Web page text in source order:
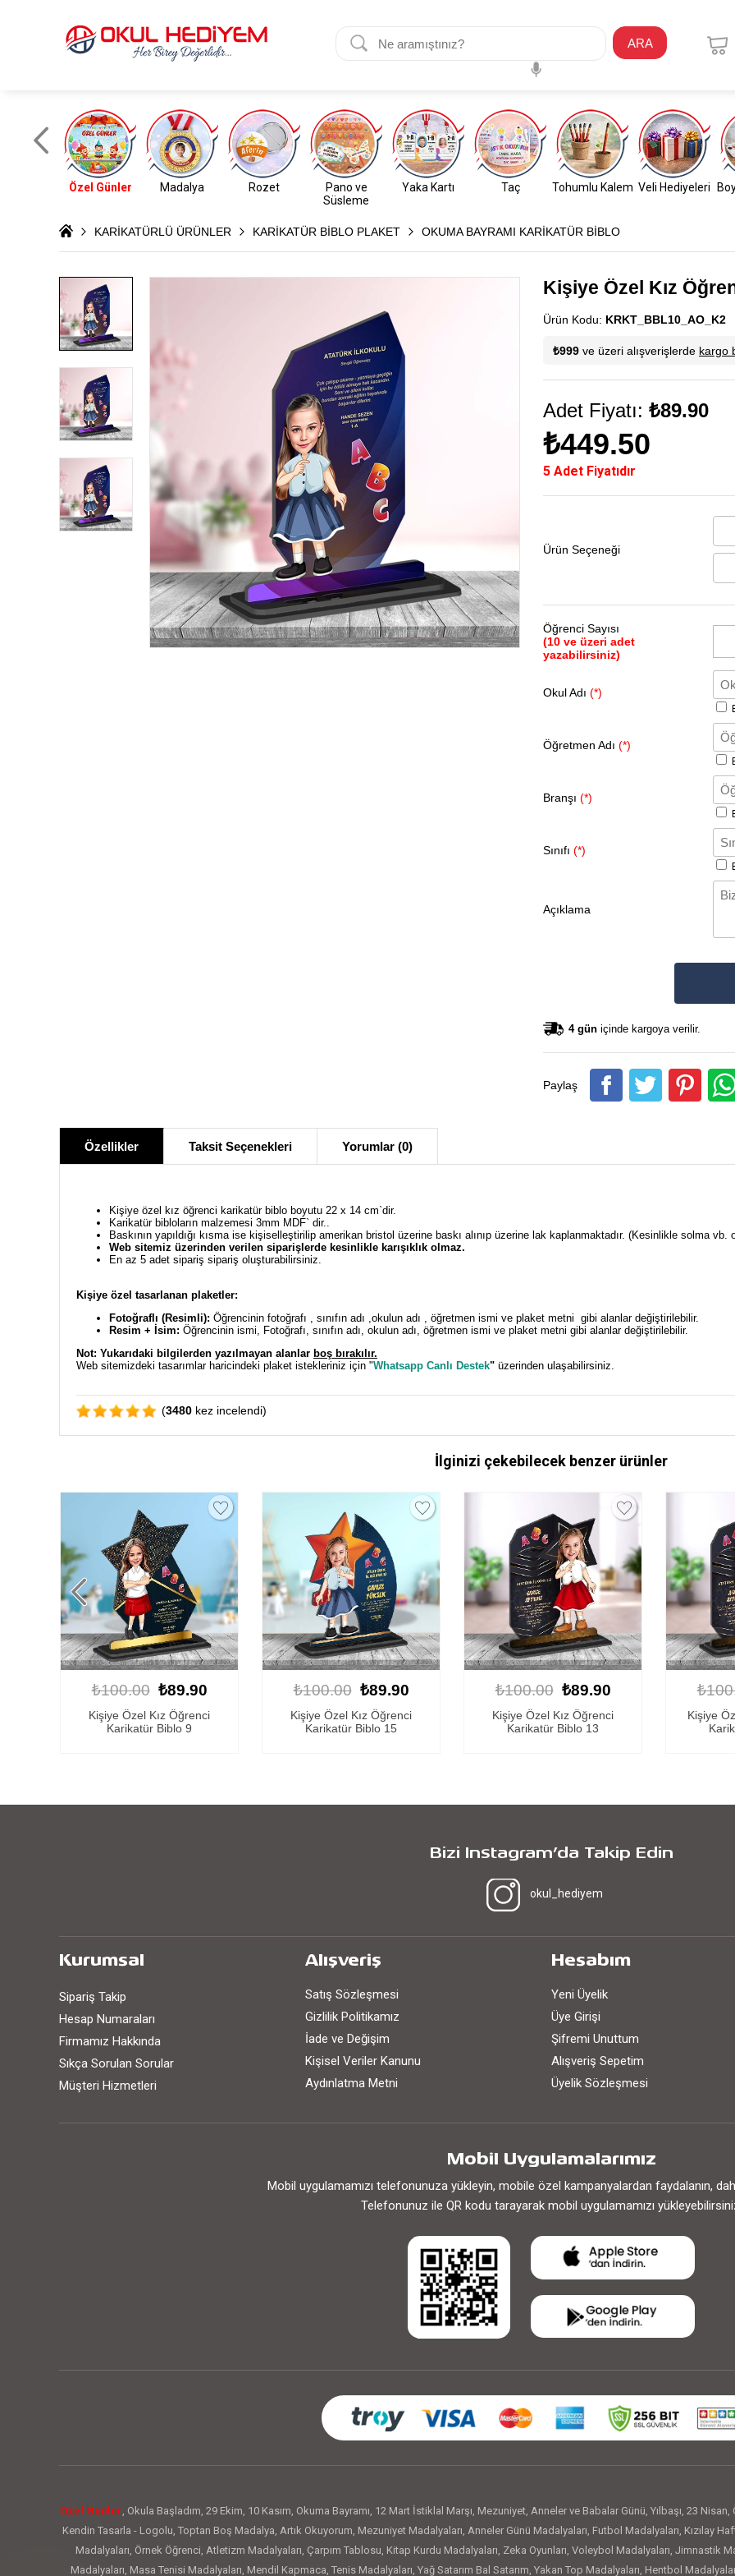
ARA
Özel Günler Madalya Rozet
Pano ve
Süsleme
Yaka Kartı Taç Tohumlu Kalem Veli Hediyeleri
KARİKATÜRLÜ ÜRÜNLER KARİKATÜR BİBLO PLAKET OKUMA BAYRAMI KARİKATÜR BİBLO
Kişiye Özel Kız
Ürün Kodu: KRKT_BBL10_AO_K2
₺999 ve üzeri alışverişlerde kargo
Adet Fiyatı: ₺89.90
₺449.50
5 Adet Fiyatıdır
Ürün Seçeneği
Öğrenci Sayısı
(10 ve üzeri adet
yazabilirsiniz)
Okul Adı (*)
Öğretmen Adı (*)
Branşı (*)
Sınıfı (*)
Açıklama
4 gün içinde kargoya verilir.
Paylaş
Özellikler Taksit Seçenekleri Yorumlar (0)
Kişiye özel kız öğrenci karikatür biblo boyutu 22 x 14 cm`dir.
Karikatür bibloların malzemesi 3mm MDF` dir..
Baskının yapıldığı kısma ise kişiselleştirilip amerikan bristol üzerine baskı alınıp üzerine lak kaplanmaktadır. (Kesinlikle solma vb.
Web sitemiz üzerinden verilen siparişlerde kesinlikle karışıklık olmaz.
En az 5 adet sipariş sipariş oluşturabilirsiniz.
Kişiye özel tasarlanan plaketler:
Fotoğraflı (Resimli): Öğrencinin fotoğrafı , sınıfın adı ,okulun adı , öğretmen ismi ve plaket metni gibi alanlar değiştirilebilir.
Resim + İsim: Öğrencinin ismi, Fotoğrafı, sınıfın adı, okulun adı, öğretmen ismi ve plaket metni gibi alanlar değiştirilebilir.
Not: Yukarıdaki bilgilerden yazılmayan alanlar boş bırakılır.
Web sitemizdeki tasarımlar haricindeki plaket istekleriniz için "Whatsapp Canlı Destek" üzerinden ulaşabilirsiniz.
(3480 kez incelendi)
İlginizi çekebilecek benzer ürünler
₺100.00 ₺89.90
Kişiye Özel Kız Öğrenci
Karikatür Biblo 15
₺100.00 ₺89.90
Kişiye Özel Kız Öğrenci
Karikatür Biblo 13
₺100.00 ₺89.90
Kişiye Özel Erkek Öğrenci
Karikatür Biblo 13
Kişiye
Bizi Instagram’da Takip Edin
okul_hediyem
Kurumsal
Sipariş Takip
Hesap Numaraları
Firmamız Hakkında
Sıkça Sorulan Sorular
Müşteri Hizmetleri
Alışveriş
Satış Sözleşmesi
Gizlilik Politikamız
İade ve Değişim
Kişisel Veriler Kanunu
Aydınlatma Metni
Hesabım
Yeni Üyelik
Üye Girişi
Şifremi Unuttum
Alışveriş Sepetim
Üyelik Sözleşmesi
Mobil Uygulamalarımız
Mobil uygulamamızı telefonunuza yükleyin, mobile özel kampanyalardan faydalanın,
Telefonunuz ile QR kodu tarayarak mobil uygulamamızı
Özel Günler, Okula Başladım, 29 Ekim, 10 Kasım, Okuma Bayramı, 12 Mart İstiklal Marşı, Mezuniyet, Anneler ve Babalar Günü, Yılbaşı, 23 Nisan,
Kendin Tasarla - Logolu, Toptan Boş Madalya, Artık Okuyorum, Mezuniyet Madalyaları, Anneler Günü Madalyaları, Futbol Madalyaları, Kızılay
Madalyaları, Örnek Öğrenci, Atletizm Madalyaları, Çarpım Tablosu, Kitap Kurdu Madalyaları, Zeka Oyunları, Voleybol Madalyaları, Jimnastik
Madalyaları, Masa Tenisi Madalyaları, Mendil Kapmaca, Tenis Madalyaları, Yağ Satarım Bal Satarım, Yakan Top Madalyaları, Hentbol